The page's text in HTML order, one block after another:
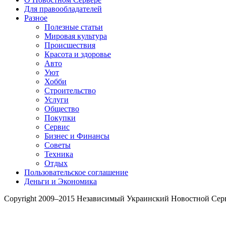
Для правообладателей
Разное
Полезные статьи
Мировая культура
Происшествия
Красота и здоровье
Авто
Уют
Хобби
Строительство
Услуги
Общество
Покупки
Сервис
Бизнес и Финансы
Советы
Техника
Отдых
Пользовательское соглашение
Деньги и Экономика
Copyright 2009–2015 Независимый Украинский Новостной